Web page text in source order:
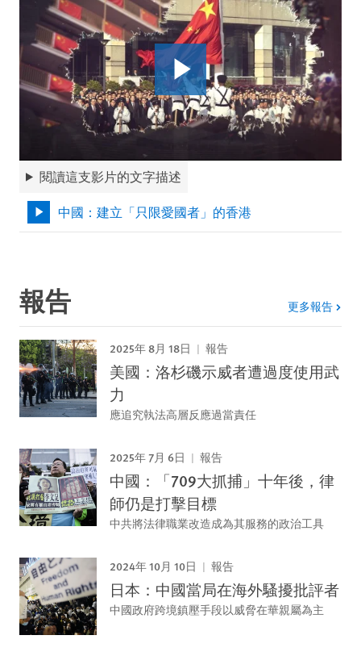
閱讀這支影片的文字描述
中國：建立「只限愛國者」的香港
報告 更多報告
2025年 8月 18日 報告
美國：洛杉磯示威者遭過度使用武
力
應追究執法高層反應過當責任
2025年 7月 6日 報告
中國：「709大抓捕」十年後，律
師仍是打擊目標
中共將法律職業改造成為其服務的政治工具
2024年 10月 10日 報告
日本：中國當局在海外騷擾批評者
中國政府跨境鎮壓手段以威脅在華親屬為主